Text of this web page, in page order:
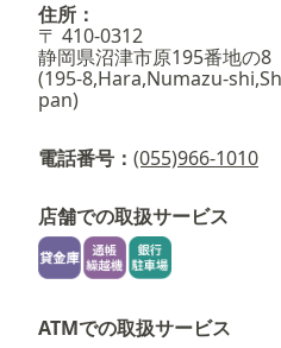
住所：
〒 410-0312
静岡県沼津市原195番地の8
(195-8,Hara,Numazu-
pan)
電話番号： (055)966-1010
店舗での取扱サービス
ATMでの取扱サービス